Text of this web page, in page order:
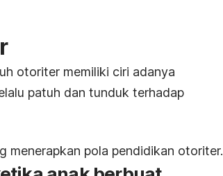
otoriter memiliki ciri adanya
patuh dan tunduk terhadap
menerapkan pola pendidikan otoriter.